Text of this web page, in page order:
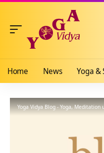
Home News Yoga
Yoga Vidya Blog - Yoga, Meditation